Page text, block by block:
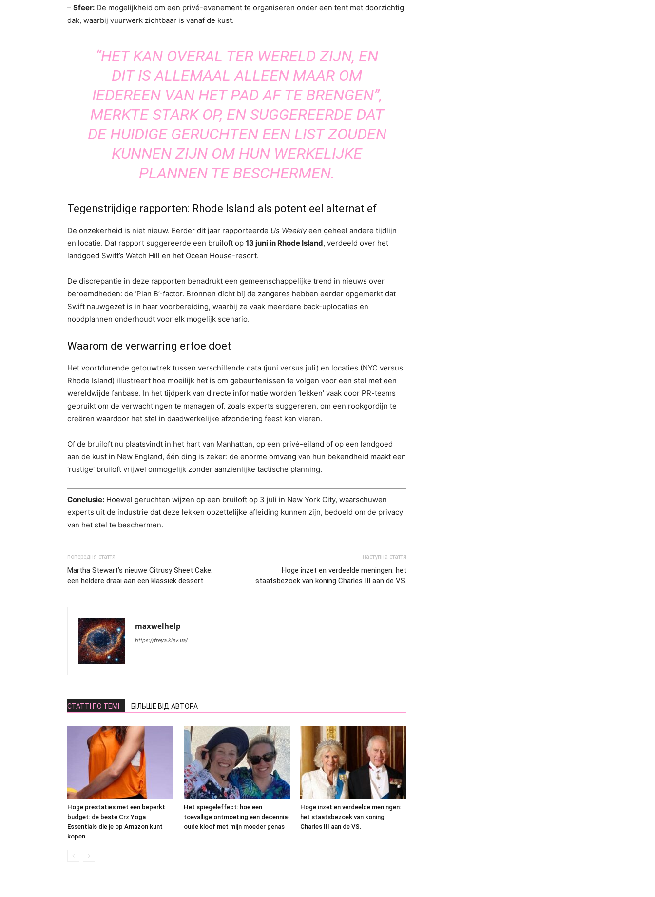
– Sfeer: De mogelijkheid om een ​​privé-evenement te organiseren onder een tent met doorzichtig
dak, waarbij vuurwerk zichtbaar is vanaf de kust.
“HET KAN OVERAL TER WERELD ZIJN, EN
DIT IS ALLEMAAL ALLEEN MAAR OM
IEDEREEN VAN HET PAD AF TE BRENGEN”,
MERKTE STARK OP, EN SUGGEREERDE DAT
DE HUIDIGE GERUCHTEN EEN LIST ZOUDEN
KUNNEN ZIJN OM HUN WERKELIJKE
PLANNEN TE BESCHERMEN.
Tegenstrijdige rapporten: Rhode Island als potentieel alternatief
De onzekerheid is niet nieuw. Eerder dit jaar rapporteerde Us Weeklyeen geheel andere tijdlijn
en locatie. Dat rapport suggereerde een bruiloft op 13 juni in Rhode Island, verdeeld over het
landgoed Swift’s Watch Hill en het Ocean House-resort.
De discrepantie in deze rapporten benadrukt een gemeenschappelijke trend in nieuws over
beroemdheden: de ‘Plan B’-factor. Bronnen dicht bij de zangeres hebben eerder opgemerkt dat
Swift nauwgezet is in haar voorbereiding, waarbij ze vaak meerdere back-uplocaties en
noodplannen onderhoudt voor elk mogelijk scenario.
Waarom de verwarring ertoe doet
Het voortdurende getouwtrek tussen verschillende data (juni versus juli) en locaties (NYC versus
Rhode Island) illustreert hoe moeilijk het is om gebeurtenissen te volgen voor een stel met een
wereldwijde fanbase. In het tijdperk van directe informatie worden ‘lekken’ vaak door PR-teams
gebruikt om de verwachtingen te managen of, zoals experts suggereren, om een ​​rookgordijn te
creëren waardoor het stel in daadwerkelijke afzondering feest kan vieren.
Of de bruiloft nu plaatsvindt in het hart van Manhattan, op een privé-eiland of op een landgoed
aan de kust in New England, één ding is zeker: de enorme omvang van hun bekendheid maakt een
‘rustige’ bruiloft vrijwel onmogelijk zonder aanzienlijke tactische planning.
Conclusie: Hoewel geruchten wijzen op een bruiloft op 3 juli in New York City, waarschuwen
experts uit de industrie dat deze lekken opzettelijke afleiding kunnen zijn, bedoeld om de privacy
van het stel te beschermen.
попередня стаття
Martha Stewart’s nieuwe Citrusy Sheet Cake:
een heldere draai aan een klassiek dessert
наступна стаття
Hoge inzet en verdeelde meningen: het
staatsbezoek van koning Charles III aan de VS.
maxwelhelp
https://freya.kiev.ua/
СТАТТІ ПО ТЕМІ БІЛЬШЕ ВІД АВТОРА
Hoge prestaties met een beperkt
budget: de beste Crz Yoga
Essentials die je op Amazon kunt
kopen
Het spiegeleffect: hoe een
toevallige ontmoeting een decennia-
oude kloof met mijn moeder genas
Hoge inzet en verdeelde meningen:
het staatsbezoek van koning
Charles III aan de VS.